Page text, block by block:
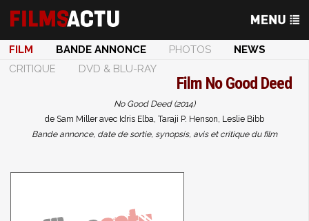
FILM BANDE ANNONCE PHOTOS
NEWS
CRITIQUE
DVD & BLU-RAY
Film No Good Deed
No Good Deed (2014)
de Sam Miller avec Idris Elba, Taraji P. Henson, Leslie Bibb
Bande annonce, date de sortie, synopsis, avis et critique du film